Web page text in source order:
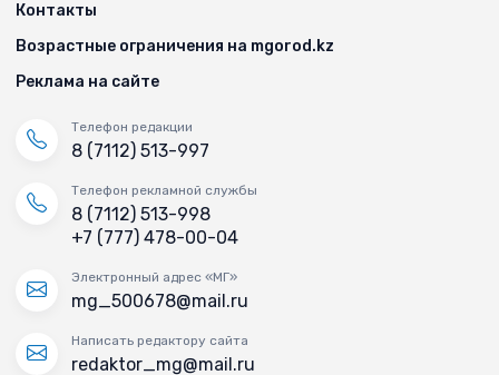
Контакты
Возрастные ограничения на mgorod.kz
Реклама на сайте
Телефон редакции
8 (7112) 513-997
Телефон рекламной службы
8 (7112) 513-998
+7 (777) 478-00-04
Электронный адрес «МГ»
mg_500678@mail.ru
Написать редактору сайта
redaktor_mg@mail.ru